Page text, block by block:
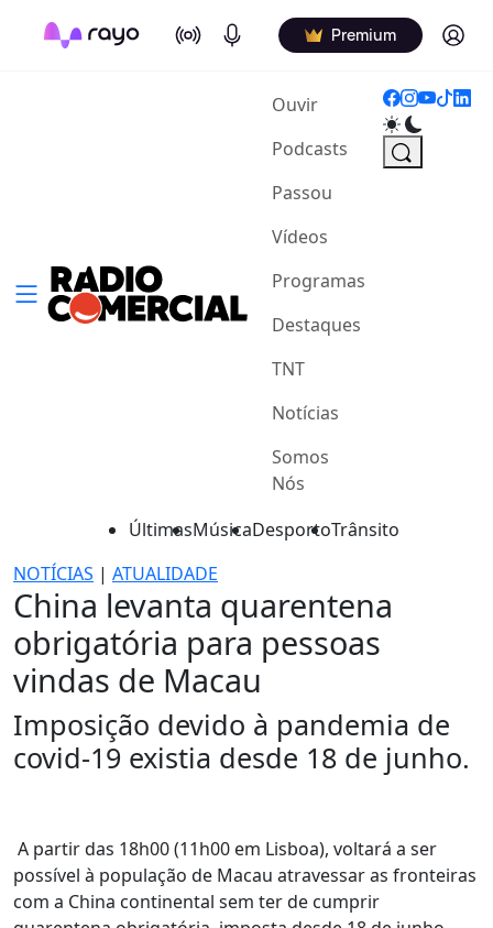
On Air Podcasts Premium Log in
Ouvir(current)
Podcasts
Passou
Vídeos
Programas
Destaques
TNT
Notícias
Somos
Nós
ÚltimasMúsicaDesportoTrânsito
NOTÍCIAS | ATUALIDADE
China levanta quarentena
obrigatória para pessoas
vindas de Macau
Imposição devido à pandemia de
covid-19 existia desde 18 de junho.
A partir das 18h00 (11h00 em Lisboa), voltará a ser
possível à população de Macau atravessar as fronteiras
com a China continental sem ter de cumprir